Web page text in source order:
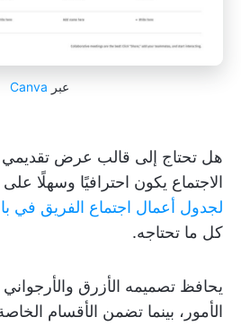
عبر Canva
هل تحتاج إلى قالب عرض
الاجتماع يكون احترافيًا وسهلًا على
لجدول أعمال اجتماع الفريق في
كل ما تحتاجه.
يحافظ تصميمه الأزرق
الأمور، بينما تضمن الأقسام